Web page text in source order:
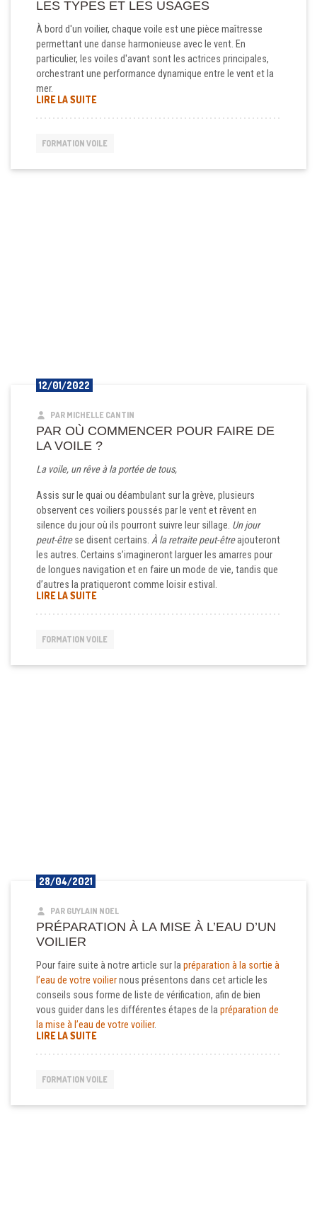
LES TYPES ET LES USAGES
À bord d'un voilier, chaque voile est une pièce maîtresse
permettant une danse harmonieuse avec le vent. En
particulier, les voiles d'avant sont les actrices principales,
orchestrant une performance dynamique entre le vent et la
mer.
LIRE LA SUITE
FORMATION VOILE
12/01/2022
PAR MICHELLE CANTIN
PAR OÙ COMMENCER POUR FAIRE DE
LA VOILE ?
La voile, un rêve à la portée de tous,
Assis sur le quai ou déambulant sur la grève, plusieurs
observent ces voiliers poussés par le vent et rêvent en
silence du jour où ils pourront suivre leur sillage. Un jour
peut-êtrese disent certains. À la retraite peut-êtreajouteront
les autres. Certains s’imagineront larguer les amarres pour
de longues navigation et en faire un mode de vie, tandis que
d’autres la pratiqueront comme loisir estival.
LIRE LA SUITE« PAR OÙ COMMENCER POUR FAIRE DE LA VOILE ? »
FORMATION VOILE
28/04/2021
PAR GUYLAIN NOEL
PRÉPARATION À LA MISE À L’EAU D’UN
VOILIER
Pour faire suite à notre article sur la préparation à la sortie à
l’eau de votre voiliernous présentons dans cet article les
conseils sous forme de liste de vérification, afin de bien
vous guider dans les différentes étapes de la préparation de
la mise à l’eau de votre voilier.
LIRE LA SUITE« PRÉPARATION À LA MISE À L’EAU D’UN VOILIER »
FORMATION VOILE